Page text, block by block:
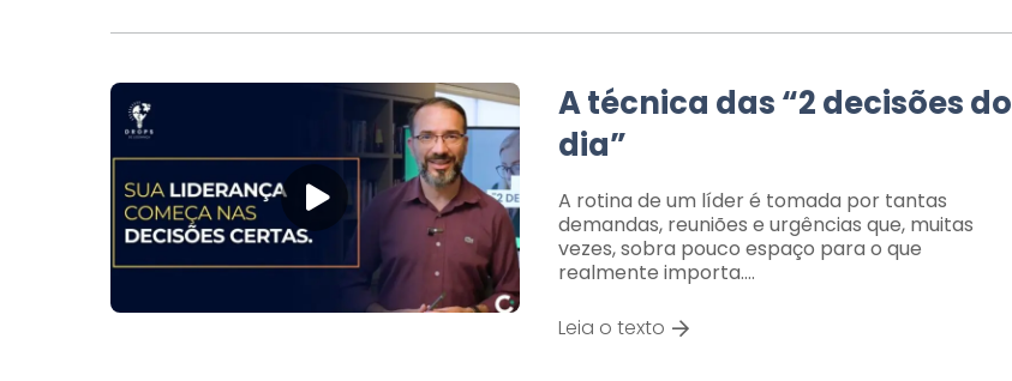
A técnica das “2 decisões do
dia”
A rotina de um líder é tomada por tantas
demandas, reuniões e urgências que, muitas
vezes, sobra pouco espaço para o que
realmente importa.…
Leia o texto